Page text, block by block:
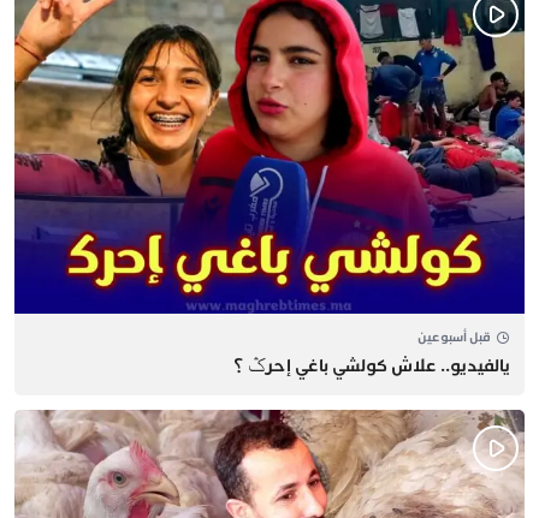
قبل أسبوعين
يالفيديو.. علاش كولشي باغي إحرݣ ؟